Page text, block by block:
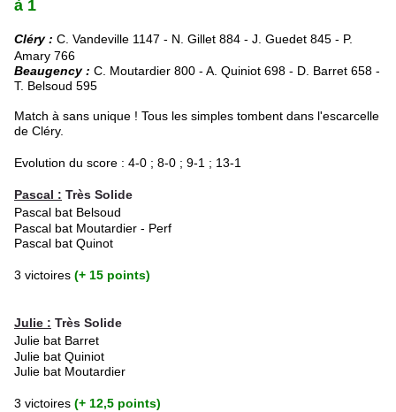
à 1
Cléry : C. Vandeville 1147 - N. Gillet 884 - J. Guedet 845 - P.
Amary 766
Beaugency : C. Moutardier 800 - A. Quiniot 698 - D. Barret 658 -
T. Belsoud 595
Match à sans unique ! Tous les simples tombent dans l'escarcelle
de Cléry.
Evolution du score : 4-0 ; 8-0 ; 9-1 ; 13-1
Pascal : Très Solide
Pascal bat Belsoud
Pascal bat Moutardier - Perf
Pascal bat Quinot
3 victoires (+ 15 points)
Julie : Très Solide
Julie bat Barret
Julie bat Quiniot
Julie bat Moutardier
3 victoires (+ 12,5 points)